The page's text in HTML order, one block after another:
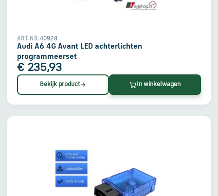
ART.NR.40928
Audi A6 4G Avant LED achterlichten
programmeerset
€ 235,93
Bekijk product In winkelwagen